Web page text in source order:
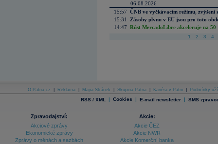
06.08.2026
15:57 ČNB ve vyčkávacím režimu, zvýšení
15:31
Zásoby plynu v EU jsou pro toto
14:47 Růst MercadoLibre akceleruje na
1 2 3 4
O Patria.cz Reklama Mapa Stránek Skupina Patria Kariéra v Patrii Podmínky
RSS / XML | Cookies | E-mail newsletter | SMS
Zpravodajství:
Akciové zprávy
Ekonomické zprávy
Zprávy o měnách a sazbách
Akcie:
Akcie ČEZ
Akcie NWR
Akcie Komerční banka